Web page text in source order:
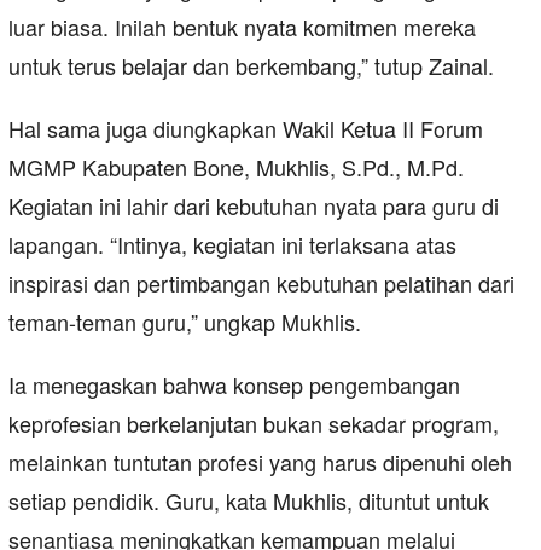
luar biasa. Inilah bentuk nyata komitmen mereka
untuk terus belajar dan berkembang,” tutup Zainal.
Hal sama juga diungkapkan Wakil Ketua II Forum
MGMP Kabupaten Bone, Mukhlis, S.Pd., M.Pd.
Kegiatan ini lahir dari kebutuhan nyata para guru di
lapangan. “Intinya, kegiatan ini terlaksana atas
inspirasi dan pertimbangan kebutuhan pelatihan dari
teman-teman guru,” ungkap Mukhlis.
Ia menegaskan bahwa konsep pengembangan
keprofesian berkelanjutan bukan sekadar program,
melainkan tuntutan profesi yang harus dipenuhi oleh
setiap pendidik. Guru, kata Mukhlis, dituntut untuk
senantiasa meningkatkan kemampuan melalui